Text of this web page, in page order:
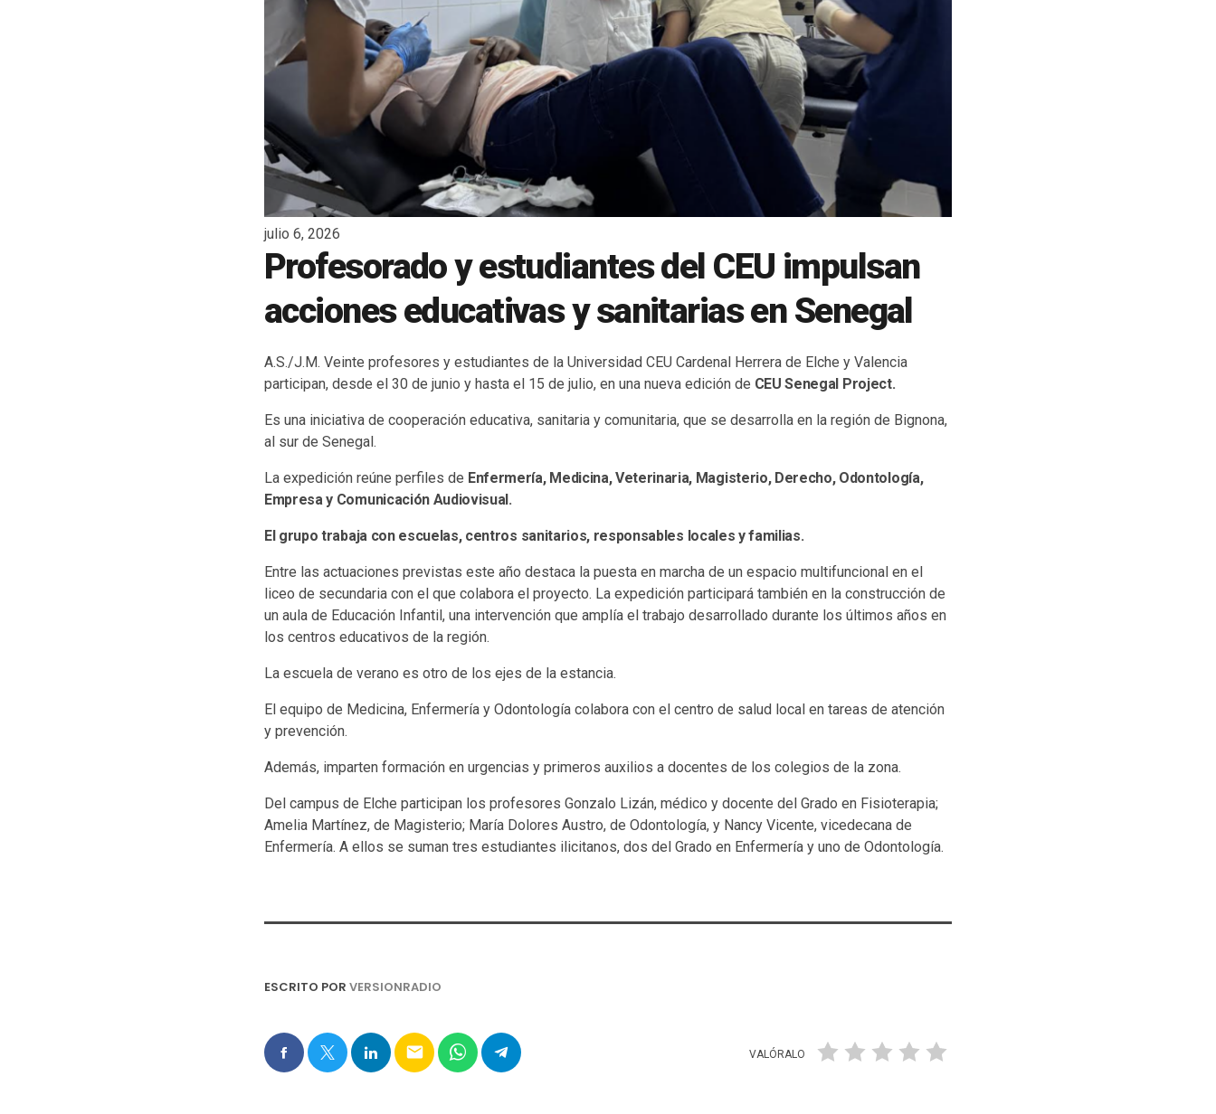
julio 6, 2026
Profesorado y estudiantes del CEU impulsan
acciones educativas y sanitarias en Senegal
A.S./J.M. Veinte profesores y estudiantes de la Universidad CEU Cardenal Herrera de Elche y Valencia
participan, desde el 30 de junio y hasta el 15 de julio, en una nueva edición de CEU Senegal Project.
Es una iniciativa de cooperación educativa, sanitaria y comunitaria, que se desarrolla en la región de Bignona,
al sur de Senegal.
La expedición reúne perfiles de Enfermería, Medicina, Veterinaria, Magisterio, Derecho, Odontología,
Empresa y Comunicación Audiovisual.
El grupo trabaja con escuelas, centros sanitarios, responsables locales y familias.
Entre las actuaciones previstas este año destaca la puesta en marcha de un espacio multifuncional en el
liceo de secundaria con el que colabora el proyecto. La expedición participará también en la construcción de
un aula de Educación Infantil, una intervención que amplía el trabajo desarrollado durante los últimos años en
los centros educativos de la región.
La escuela de verano es otro de los ejes de la estancia.
El equipo de Medicina, Enfermería y Odontología colabora con el centro de salud local en tareas de atención
y prevención.
Además, imparten formación en urgencias y primeros auxilios a docentes de los colegios de la zona.
Del campus de Elche participan los profesores Gonzalo Lizán, médico y docente del Grado en Fisioterapia;
Amelia Martínez, de Magisterio; María Dolores Austro, de Odontología, y Nancy Vicente, vicedecana de
Enfermería. A ellos se suman tres estudiantes ilicitanos, dos del Grado en Enfermería y uno de Odontología.
ESCRITO POR VERSIONRADIO
email VALÓRALO